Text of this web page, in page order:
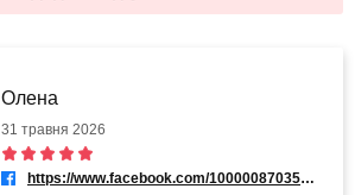
Олена
31 травня 2026
https://www.facebook.com/100000870358076